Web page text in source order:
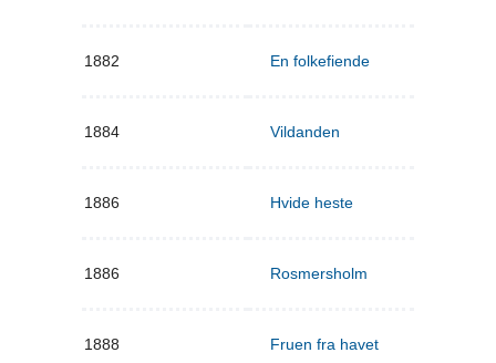
1882 En folkefiende
1884 Vildanden
1886 Hvide heste
1886 Rosmersholm
1888 Fruen fra havet